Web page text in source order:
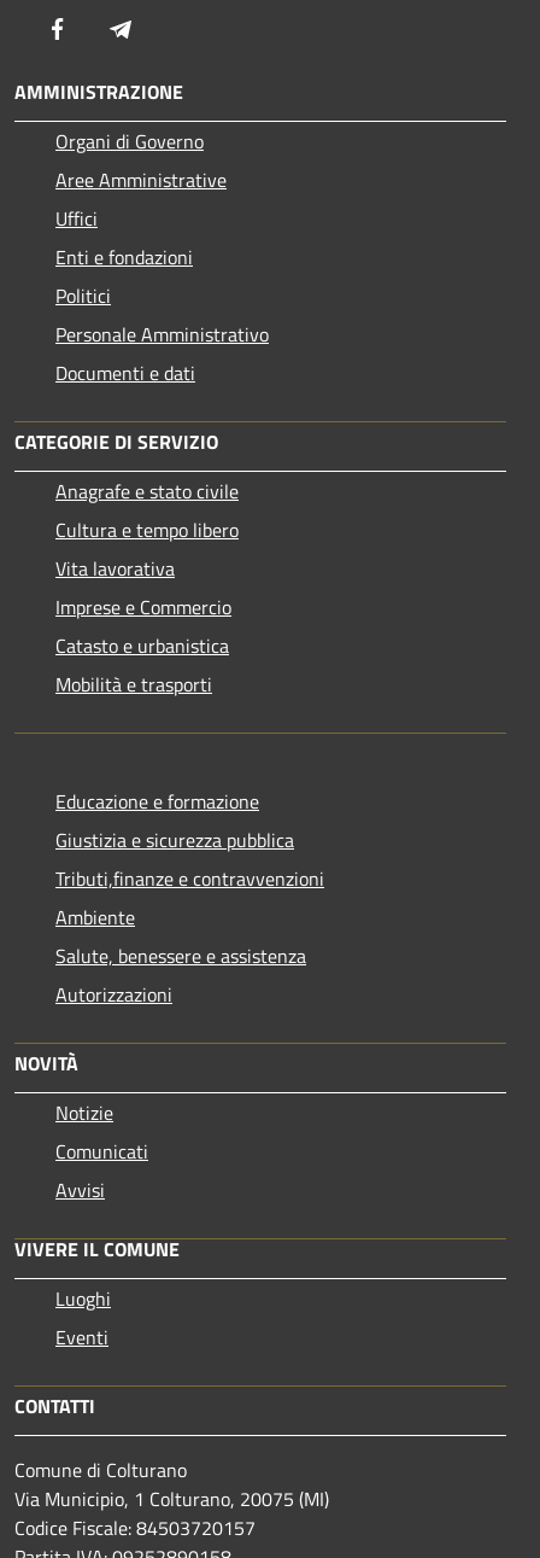
Facebook
AMMINISTRAZIONE
Organi di Governo
Aree Amministrative
Uffici
Enti e fondazioni
Politici
Personale Amministrativo
Documenti e dati
CATEGORIE DI SERVIZIO
Anagrafe e stato civile
Cultura e tempo libero
Vita lavorativa
Imprese e Commercio
Catasto e urbanistica
Mobilità e trasporti
Educazione e formazione
Giustizia e sicurezza pubblica
Tributi,finanze e contravvenzioni
Ambiente
Salute, benessere e assistenza
Autorizzazioni
NOVITÀ
Notizie
Comunicati
Avvisi
VIVERE IL COMUNE
Luoghi
Eventi
CONTATTI
Comune di Colturano
Via Municipio, 1 Colturano, 20075 (MI)
Codice Fiscale: 84503720157